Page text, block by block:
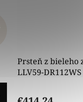
Prsteň z bieleho
LLV59-DR112WS